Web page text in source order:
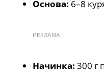
Основа: 6–8
РЕКЛАМА
Начинка: 300 г